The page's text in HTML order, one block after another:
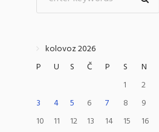
kolovoz 2026
P
U S Č P S
N
1
2
3
4 5 6 7 8
9
10
11 12 13 14 15
16